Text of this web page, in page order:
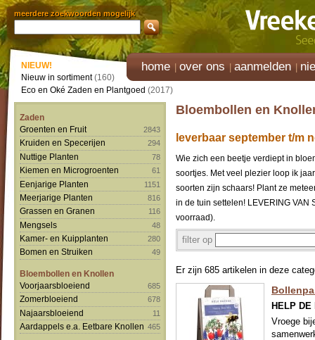
meerdere zoekwoorden mogelijk
home over ons aanmelden
NIEUW!
Nieuw in sortiment(160)
Eco en Oké Zaden en Plantgoed (2017)
Zaden
Groenten en Fruit
2843
Kruiden en Specerijen 294
Nuttige Planten 78
Kiemen en Microgroenten 61
Eenjarige Planten 1151
Meerjarige Planten 816
Grassen en Granen 116
Mengsels 48
Kamer- en Kuipplanten 280
Bomen en Struiken 49
Bloembollen en Knollen
Voorjaarsbloeiend
685
Zomerbloeiend 678
Najaarsbloeiend 11
Aardappels e.a. Eetbare Knollen 465
Bloembollen en
leverbaar september t/m
Wie zich een beetje verdiept in
soortjes. Met veel plezier loop ik
soorten zijn schaars! Plant ze
in de tuin settelen! LEVERING VAN
voorraad).
filter op
Er zijn 685 artikelen in deze
HELP DE
Vroege